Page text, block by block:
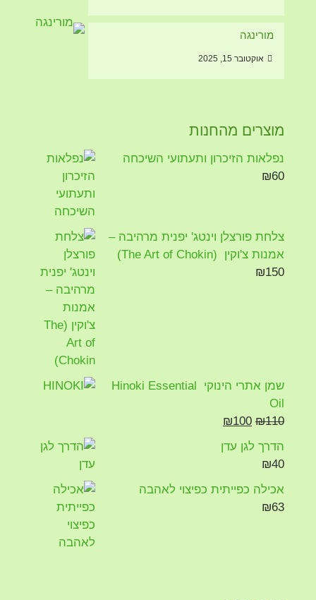
רספיקלהינו תוסף תזונה מבוסס צמחים בלבד המכיל
VEGAN FRIENDLY
חגית שחף ובית הצמחים של חגית נמנעים מתזונה
מהחי מזה שנים רבות וכך גם ממליצים ללקוחות
הושלם תהליך הסבת כל תוספי התזונה לעמידה בתקן
זה הידידותי לטבעונים ולנמנעים מתזונה מהחי.
זאת בנוסף על עמידה בכל תקני האיכות, הבטיחות
וכשרות.
נסו כאן
SkeenRelief
מכירת חמץ שנת 2026 תשפו
מורינגה
אוקטובר 15, 2025
מוצרים מהחנות
נפלאות הזיכרון ותעתועי השיכחה
₪60
צלחת פורצלן וינטג' יפנית מרהיבה –
אמנות צ'וקין (The Art of Chokin)
₪150
שמן אתרי הינוקי Hinoki Essential
Oil
₪110
₪100
הדרך לגן עדן
₪40
אכילה כפייתית כפיצוי לאהבה
₪63